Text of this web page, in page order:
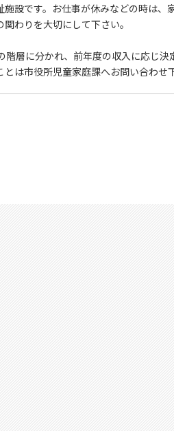
設です。お仕事が休みなどの時は、
わりを大切にして下さい。
層に分かれ、前年度の収入に応じ決
は市役所児童家庭課へお問い合わせ